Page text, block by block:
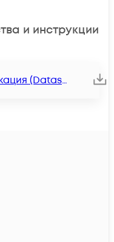
и инструкции
Техническая спецификация (Datasheet)